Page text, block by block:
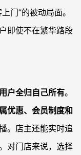
门”的被动局面。
即使不在繁华路段
户全归自己所有。
优惠、会员制度和
。店主还能实时追
对门店来说，选择